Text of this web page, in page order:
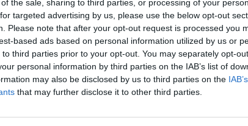
the sale, sharing to third parties, or processing of your
targeted advertising by us, please use the below opt-out
Please note that after your opt-out request is processed you
based ads based on personal information utilized by us or
third parties prior to your opt-out. You may separately opt-
personal information by third parties on the IAB’s list of
may also be disclosed by us to third parties on the
that may further disclose it to other third parties.
allaNewsletter QUInews - ToscanaMedia.
tua casella di posta.